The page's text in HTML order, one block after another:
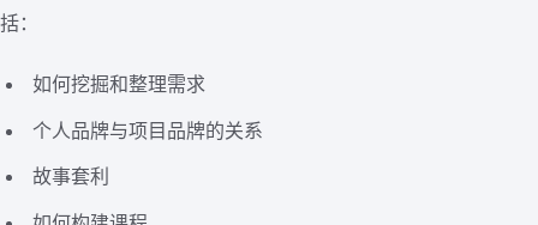
括：
如何挖掘和整理需求
个人品牌与项目品牌的关系
故事套利